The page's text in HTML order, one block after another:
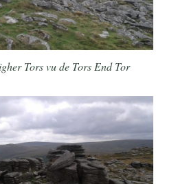
Tors vu de Tors End Tor